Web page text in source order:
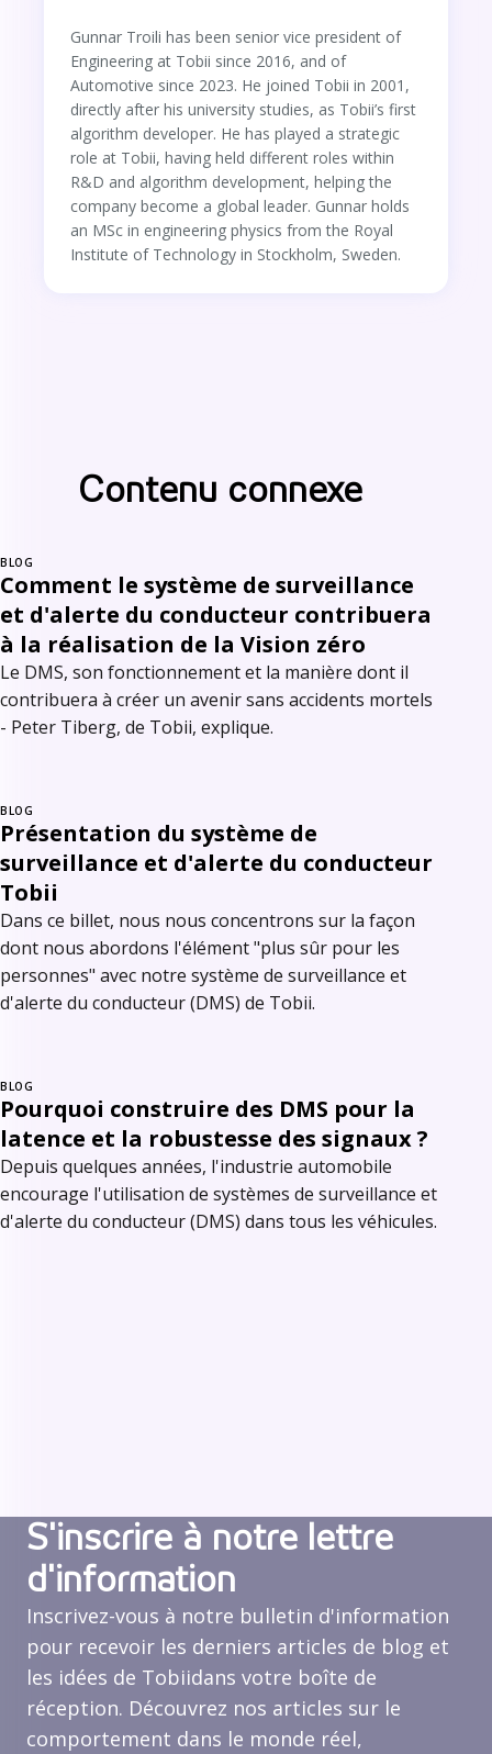
Gunnar Troili has been senior vice president of
Engineering at Tobii since 2016, and of
Automotive since 2023. He joined Tobii in 2001,
directly after his university studies, as Tobii’s first
algorithm developer. He has played a strategic
role at Tobii, having held different roles within
R&D and algorithm development, helping the
company become a global leader. Gunnar holds
an MSc in engineering physics from the Royal
Institute of Technology in Stockholm, Sweden.
Contenu connexe
BLOG
Comment le système de surveillance
et d'alerte du conducteur contribuera
à la réalisation de la Vision zéro
Le DMS, son fonctionnement et la manière dont il
contribuera à créer un avenir sans accidents mortels
- Peter Tiberg, de Tobii, explique.
BLOG
Présentation du système de
surveillance et d'alerte du conducteur
Tobii
Dans ce billet, nous nous concentrons sur la façon
dont nous abordons l'élément "plus sûr pour les
personnes" avec notre système de surveillance et
d'alerte du conducteur (DMS) de Tobii.
BLOG
Pourquoi construire des DMS pour la
latence et la robustesse des signaux ?
Depuis quelques années, l'industrie automobile
encourage l'utilisation de systèmes de surveillance et
d'alerte du conducteur (DMS) dans tous les véhicules.
S'inscrire à notre lettre
d'information
Inscrivez-vous à notre bulletin d'information
pour recevoir les derniers articles de blog et
les idées de Tobiidans votre boîte de
réception. Découvrez nos articles sur le
comportement dans le monde réel,